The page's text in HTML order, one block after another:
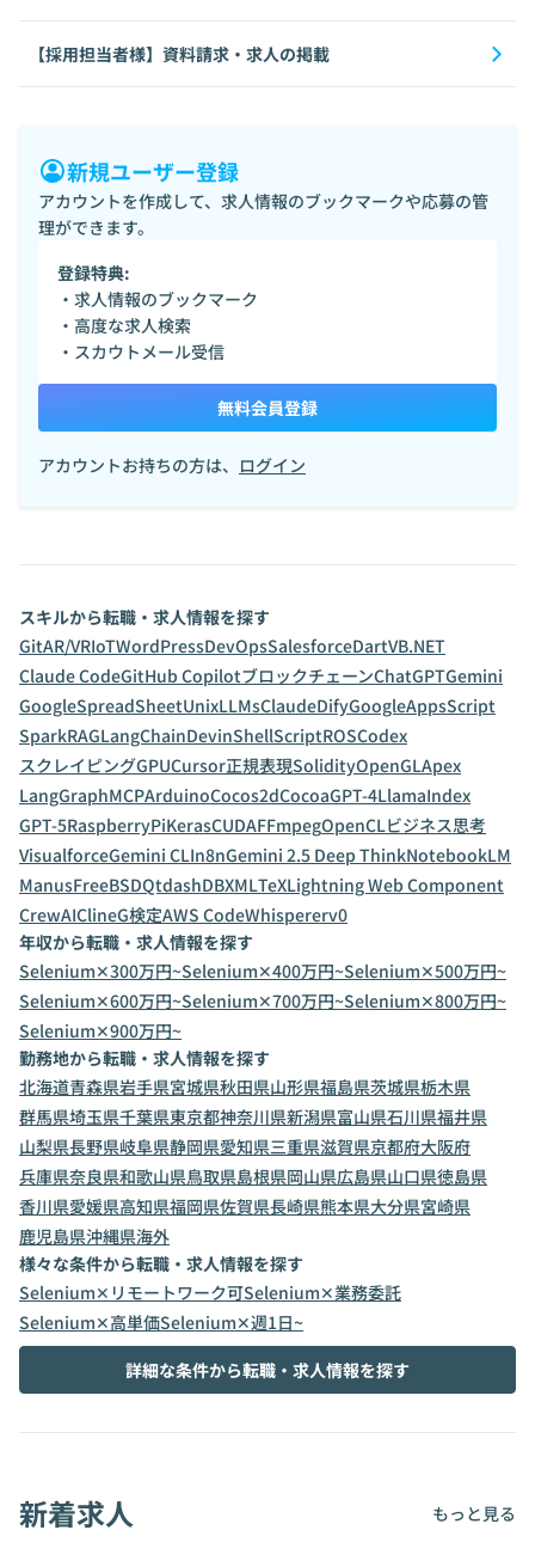
【採用担当者様】資料請求・求人の掲載
新規ユーザー登録
アカウントを作成して、求人情報のブックマークや応募の管
理ができます。
登録特典:
・求人情報のブックマーク
・高度な求人検索
・スカウトメール受信
無料会員登録
アカウントお持ちの方は、 ログイン
スキルから転職・求人情報を探す
GitAR/VRIoTWordPressDevOpsSalesforceDartVB.NET
Claude CodeGitHub CopilotブロックチェーンChatGPTGemini
GoogleSpreadSheetUnixLLMsClaudeDifyGoogleAppsScript
SparkRAGLangChainDevinShellScriptROSCodex
スクレイピングGPUCursor正規表現SolidityOpenGLApex
LangGraphMCPArduinoCocos2dCocoaGPT-4LlamaIndex
GPT-5RaspberryPiKerasCUDAFFmpegOpenCLビジネス思考
VisualforceGemini CLIn8nGemini 2.5 Deep ThinkNotebookLM
ManusFreeBSDQtdashDBXMLTeXLightning Web Component
CrewAIClineG検定AWS CodeWhispererv0
年収から転職・求人情報を探す
Selenium✕300万円~Selenium✕400万円~Selenium✕500万円~
Selenium✕600万円~Selenium✕700万円~Selenium✕800万円~
Selenium✕900万円~
勤務地から転職・求人情報を探す
北海道青森県岩手県宮城県秋田県山形県福島県茨城県栃木県
群馬県埼玉県千葉県東京都神奈川県新潟県富山県石川県福井県
山梨県長野県岐阜県静岡県愛知県三重県滋賀県京都府大阪府
兵庫県奈良県和歌山県鳥取県島根県岡山県広島県山口県徳島県
香川県愛媛県高知県福岡県佐賀県長崎県熊本県大分県宮崎県
鹿児島県沖縄県海外
様々な条件から転職・求人情報を探す
Selenium✕リモートワーク可Selenium✕業務委託
Selenium✕高単価Selenium✕週1日~
詳細な条件から転職・求人情報を探す
新着求人 もっと見る